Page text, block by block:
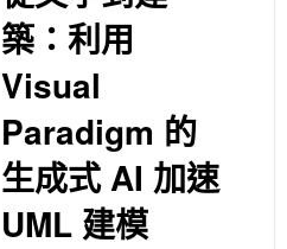
築：利用
Visual
Paradigm 的
生成式 AI 加速
UML 建模